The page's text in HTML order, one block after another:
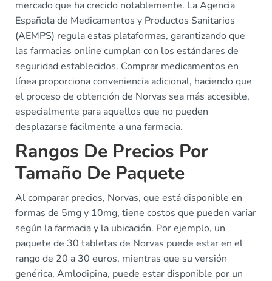
mercado que ha crecido notablemente. La Agencia
Española de Medicamentos y Productos Sanitarios
(AEMPS) regula estas plataformas, garantizando que
las farmacias online cumplan con los estándares de
seguridad establecidos. Comprar medicamentos en
línea proporciona conveniencia adicional, haciendo que
el proceso de obtención de Norvas sea más accesible,
especialmente para aquellos que no pueden
desplazarse fácilmente a una farmacia.
Rangos De Precios Por
Tamaño De Paquete
Al comparar precios, Norvas, que está disponible en
formas de 5mg y 10mg, tiene costos que pueden variar
según la farmacia y la ubicación. Por ejemplo, un
paquete de 30 tabletas de Norvas puede estar en el
rango de 20 a 30 euros, mientras que su versión
genérica, Amlodipina, puede estar disponible por un